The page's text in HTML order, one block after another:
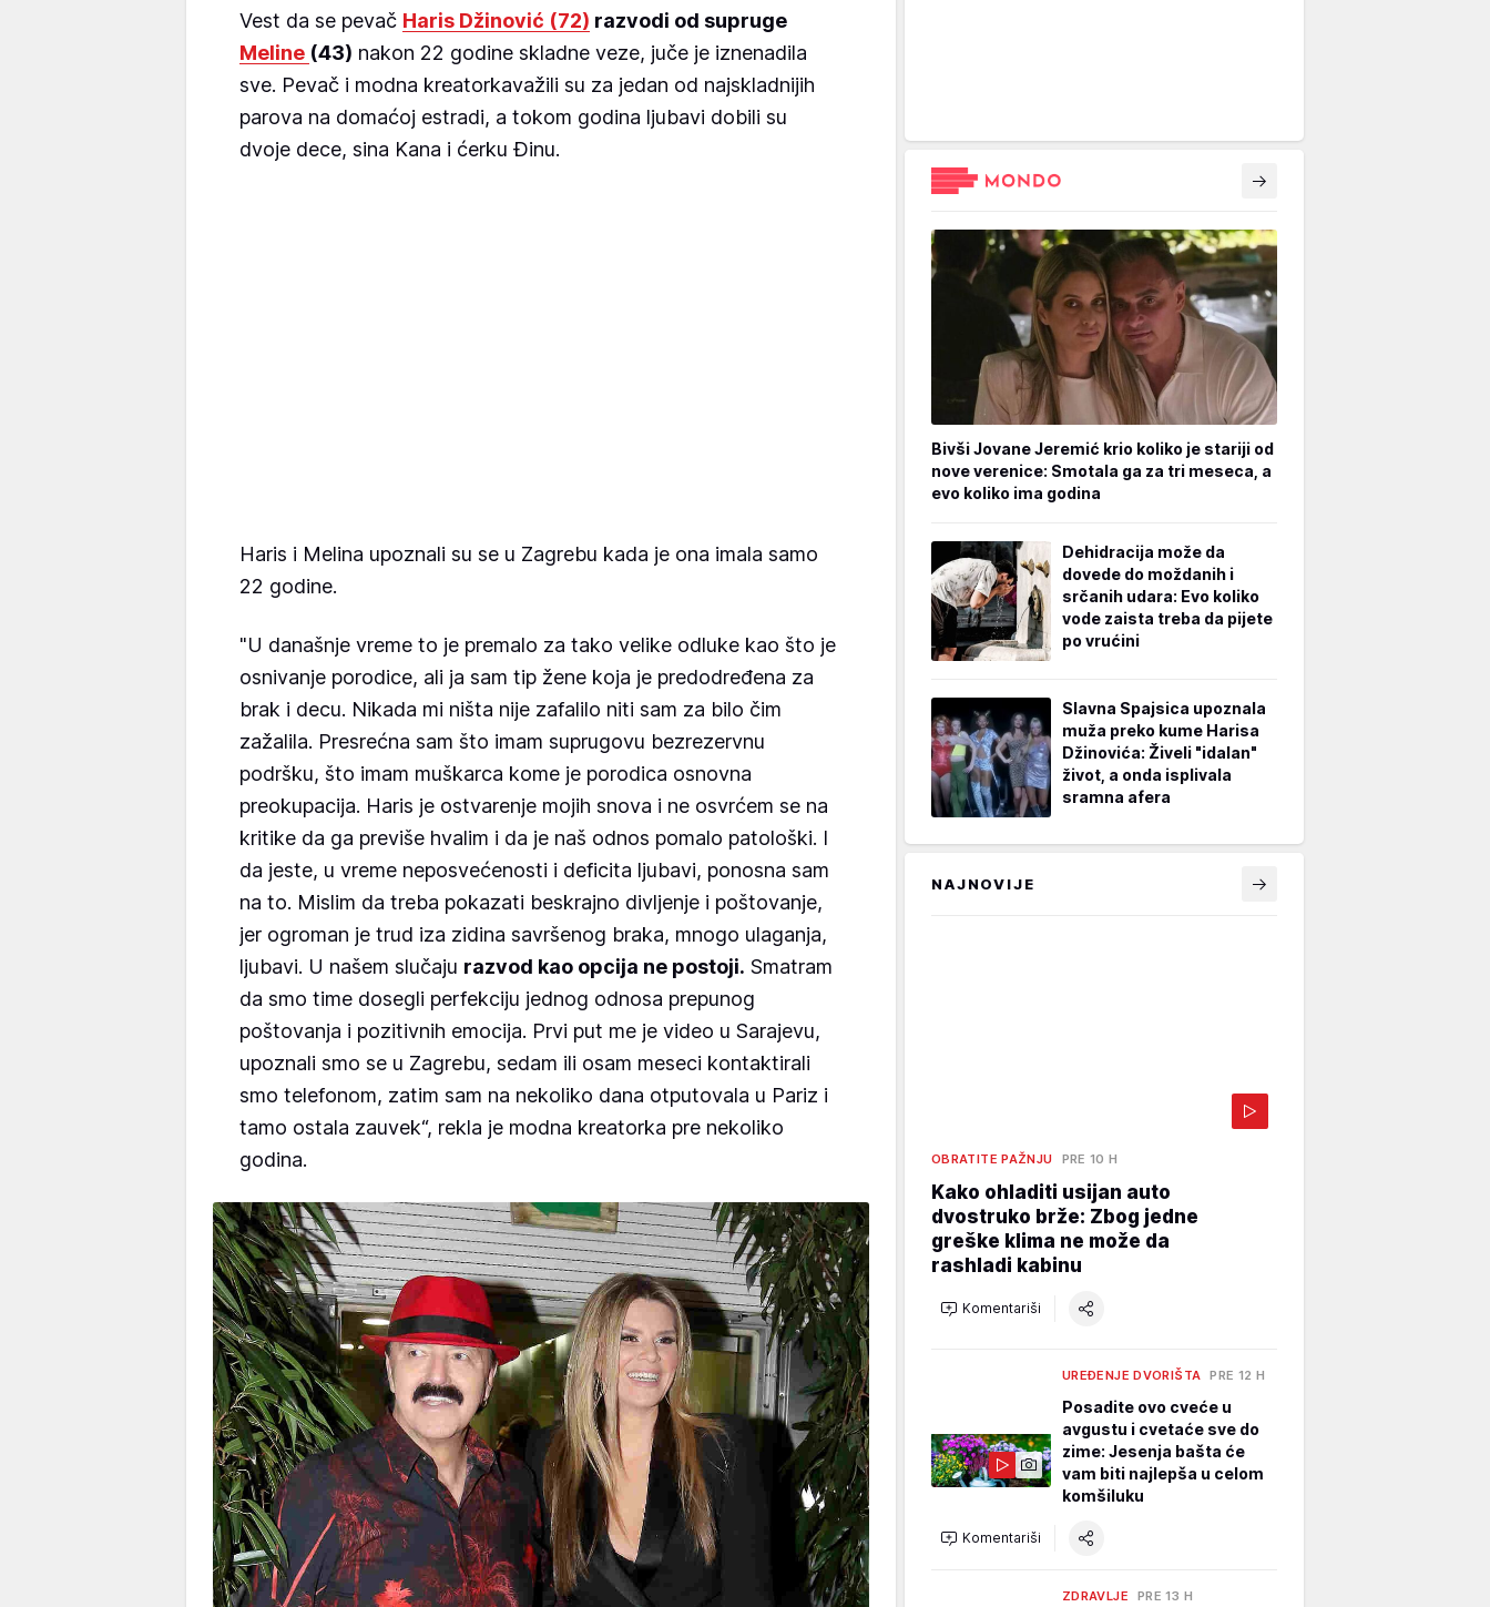
Vest da se pevač Haris Džinović (72) razvodi od supruge
Meline (43) nakon 22 godine skladne veze, juče je iznenadila
sve. Pevač i modna kreatorkavažili su za jedan od najskladnijih
parova na domaćoj estradi, a tokom godina ljubavi dobili su
dvoje dece, sina Kana i ćerku Đinu.
Haris i Melina upoznali su se u Zagrebu kada je ona imala samo
22 godine.
"U današnje vreme to je premalo za tako velike odluke kao što je
osnivanje porodice, ali ja sam tip žene koja je predodređena za
brak i decu. Nikada mi ništa nije zafalilo niti sam za bilo čim
zažalila. Presrećna sam što imam suprugovu bezrezervnu
podršku, što imam muškarca kome je porodica osnovna
preokupacija. Haris je ostvarenje mojih snova i ne osvrćem se na
kritike da ga previše hvalim i da je naš odnos pomalo patološki. I
da jeste, u vreme neposvećenosti i deficita ljubavi, ponosna sam
na to. Mislim da treba pokazati beskrajno divljenje i poštovanje,
jer ogroman je trud iza zidina savršenog braka, mnogo ulaganja,
ljubavi. U našem slučaju razvod kao opcija ne postoji. Smatram
da smo time dosegli perfekciju jednog odnosa prepunog
poštovanja i pozitivnih emocija. Prvi put me je video u Sarajevu,
upoznali smo se u Zagrebu, sedam ili osam meseci kontaktirali
smo telefonom, zatim sam na nekoliko dana otputovala u Pariz i
tamo ostala zauvek“, rekla je modna kreatorka pre nekoliko
godina.
Bivši Jovane Jeremić krio koliko je stariji od
nove verenice: Smotala ga za tri meseca, a
evo koliko ima godina
Dehidracija može da
dovede do moždanih i
srčanih udara: Evo koliko
vode zaista treba da pijete
po vrućini
Slavna Spajsica upoznala
muža preko kume Harisa
Džinovića: Živeli "idalan"
život, a onda isplivala
sramna afera
NAJNOVIJE
OBRATITE PAŽNJU PRE 10 H
Kako ohladiti usijan auto
dvostruko brže: Zbog jedne
greške klima ne može da
rashladi kabinu
Komentariši
UREĐENJE DVORIŠTA PRE 12 H
Posadite ovo cveće u
avgustu i cvetaće sve do
zime: Jesenja bašta će
vam biti najlepša u celom
komšiluku
Komentariši
ZDRAVLJE PRE 13 H